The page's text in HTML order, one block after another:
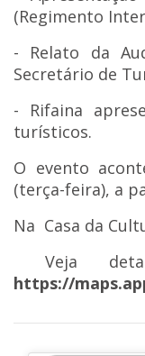
(Regimento
- Relato da
Secretário de
- Rifaina
turísticos.
O evento
(terça-feira), a
Na Casa da
Veja
https://